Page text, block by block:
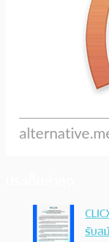
รับส